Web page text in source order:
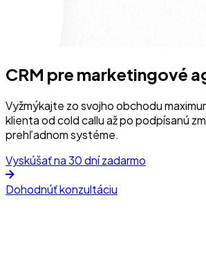
CRM pre marketingové
Vyžmýkajte zo svojho obchodu
klienta od cold callu až po podpísanú
prehľadnom systéme.
Vyskúšať na 30 dní zadarmo
Dohodnúť konzultáciu